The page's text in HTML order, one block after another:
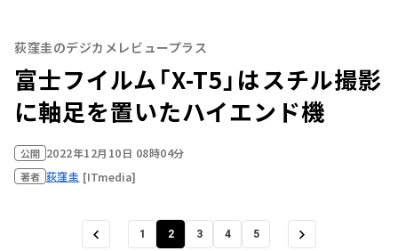
荻窪圭のデジカメレビュープラス
富士フイルム「X-T5」はスチル撮影
に軸足を置いたハイエンド機
公開 2022年12月10日 08時04分
著者 荻窪圭 [ITmedia]
1 2 3 4 5